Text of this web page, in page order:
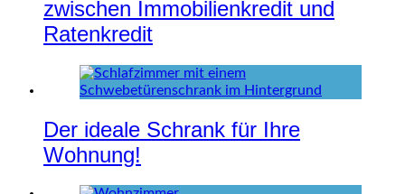
zwischen Immobilienkredit und
Ratenkredit
Der ideale Schrank für Ihre
Wohnung!